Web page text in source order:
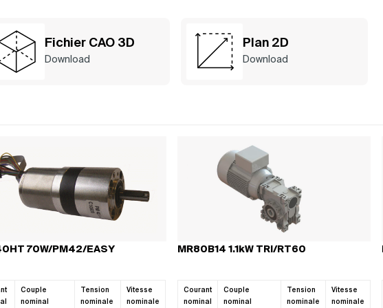
70W/PM42/EASY
Couple
nominal
Tension
nominale
Vitesse
nominale
MR80B14 1.1kW TRI/RT60
Courant
nominal
Couple
nominal
Tension
nominale
Vitesse
nominale
Fichier CAO 3D
Download
Plan 2D
Download
votre moteur avec les bons composants
MOTEURS RÉDUCTEURSCOMMANDES ACCESSOIRES
les composants compatibles et constituer facilement une solution complète.